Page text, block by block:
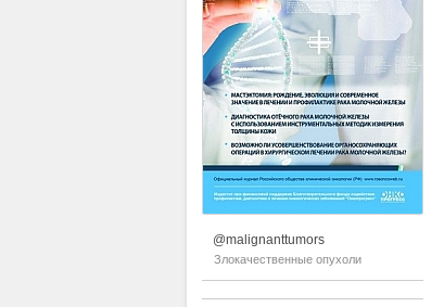
@malignanttumors
Злокачественные опухоли